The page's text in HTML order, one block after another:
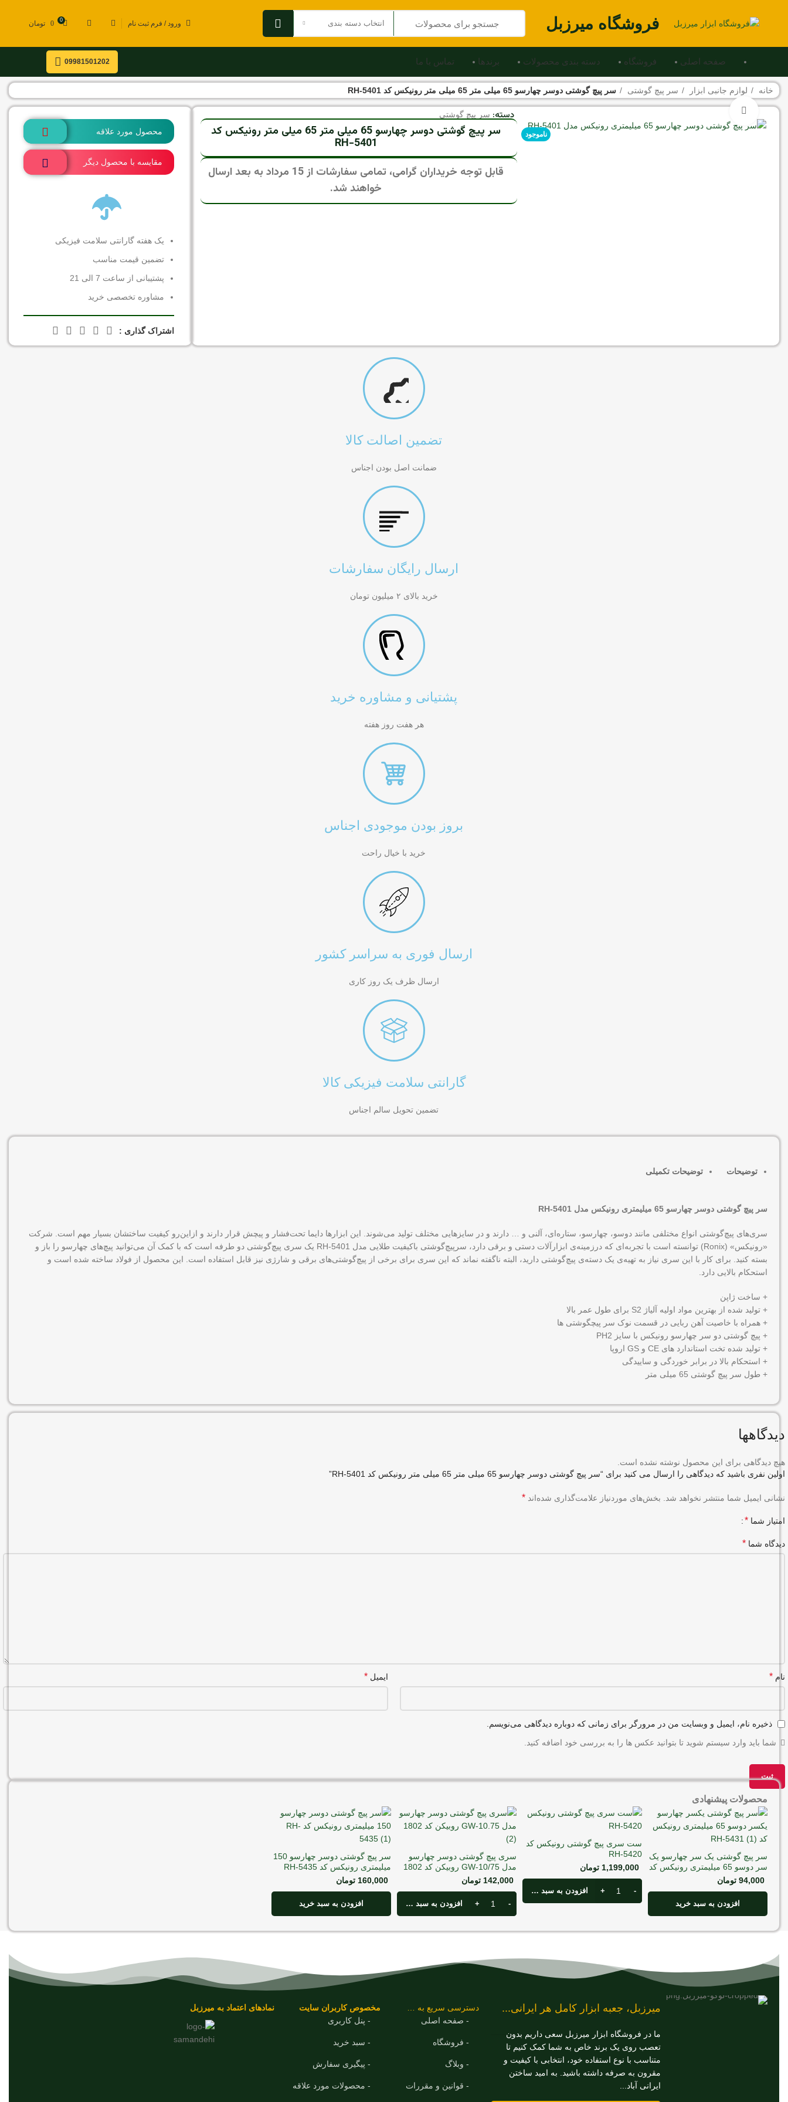
فروشگاه میرزبل انتخاب دسته بندی ورود / فرم ثبت نام 0
0 تومان
صفحه اصلی فروشگاه دسته بندی محصولات برندها تماس با ما 09981501202
خانه لوازم جانبی ابزار سر پیچ گوشتی سر پیچ گوشتی دوسر چهارسو 65 میلی متر 65 میلی متر رونیکس کد RH-5401
ناموجود
دسته: سر پیچ گوشتی
سر پیچ گوشتی دوسر چهارسو 65 میلی متر 65 میلی متر رونیکس کد
RH-5401
قابل توجه خریداران گرامی، تمامی سفارشات از 15 مرداد به بعد ارسال
خواهند شد.
محصول مورد علاقه
مقایسه با محصول دیگر
یک هفته گارانتی سلامت فیزیکی
تضمین قیمت مناسب
پشتیبانی از ساعت 7 الی 21
مشاوره تخصصی خرید
اشتراک گذاری :
تضمین اصالت کالا
ضمانت اصل بودن اجناس
ارسال رایگان سفارشات
خرید بالای ۲ میلیون تومان
پشتیانی و مشاوره خرید
هر هفت روز هفته
بروز بودن موجودی اجناس
خرید با خیال راحت
ارسال فوری به سراسر کشور
ارسال ظرف یک روز کاری
گارانتی سلامت فیزیکی کالا
تضمین تحویل سالم اجناس
توضیحات توضیحات تکمیلی
سر پیچ گوشتی دوسر چهارسو 65 میلیمتری رونیکس مدل RH-5401
سری‌های پیچ‌گوشتی انواع مختلفی مانند دوسو، چهارسو، ستاره‌ای، آلنی و … دارند و در سایزهایی مختلف تولید می‌شوند. این ابزار‌ها دایما تحت‌فشار و پیچش قرار دارند و ازاین‌رو کیفیت ساختشان بسیار مهم است. شرکت
«رونیکس» (Ronix) توانسته است با تجربه‌ای که درزمینه‌ی ابزارآلات دستی و برقی دارد، سرپیچ‌گوشتی باکیفیت طلایی مدل RH-5401 یک سری پیچ‌گوشتی دو طرفه است که با کمک آن می‌توانید پیچ‌های چهارسو را باز و
بسته کنید. برای کار با این سری نیاز به تهیه‌ی یک دسته‌ی پیچ‌گوشتی دارید، البته ناگفته نماند که این سری برای برخی از پیچ‌گوشتی‌های برقی و شارژی نیز قابل استفاده است. این محصول از فولاد ساخته شده است و
استحکام بالایی دارد.
+ ساخت ژاپن
+ تولید شده از بهترین مواد اولیه آلیاژ S2 برای طول عمر بالا
+ همراه با خاصیت آهن ربایی در قسمت نوک سر پیچگوشتی ها
+ پیچ گوشتی دو سر چهارسو رونیکس با سایز PH2
+ تولید شده تخت استاندارد های CE و GS اروپا
+ استحکام بالا در برابر خوردگی و ساییدگی
+ طول سر پیچ گوشتی 65 میلی متر
دیدگاهها
هیچ دیدگاهی برای این محصول نوشته نشده است.
اولین نفری باشید که دیدگاهی را ارسال می کنید برای “سر پیچ گوشتی دوسر چهارسو 65 میلی متر 65 میلی متر رونیکس کد RH-5401”
نشانی ایمیل شما منتشر نخواهد شد. بخش‌های موردنیاز علامت‌گذاری شده‌اند *
امتیاز شما *
دیدگاه شما *
نام * ایمیل *
ذخیره نام، ایمیل و وبسایت من در مرورگر برای زمانی که دوباره دیدگاهی می‌نویسم.
شما باید وارد سیستم شوید تا بتوانید عکس ها را به بررسی خود اضافه کنید.
محصولات پیشنهادی
سر پیچ گوشتی یک سر چهارسو یک
سر دوسو 65 میلیمتری رونیکس کد
RH-5431
94,000 تومان
افزودن به سبد خرید
ست سری پیچ گوشتی رونیکس کد
RH-5420
1,199,000 تومان
افزودن به سبد خرید
سری پیچ گوشتی دوسر چهارسو
مدل GW-10/75 روبیکن کد 1802
142,000 تومان
افزودن به سبد خرید
سر پیچ گوشتی دوسر چهارسو 150
میلیمتری رونیکس کد RH-5435
160,000 تومان
افزودن به سبد خرید
میرزبل، جعبه ابزار کامل هر ایرانی...
ما در فروشگاه ابزار میرزبل سعی داریم بدون
تعصب روی یک برند خاص به شما کمک کنیم تا
متناسب با نوع استفاده خود، انتخابی با کیفیت و
مقرون به صرفه داشته باشید. به امید ساختن
ایرانی آباد...
دسترسی سریع به …
- صفحه اصلی
- فروشگاه
- وبلاگ
- قوانین و مقررات
مخصوص کاربران سایت
- پنل کاربری
- سبد خرید
- پیگیری سفارش
- محصولات مورد علاقه
نمادهای اعتماد به میرزبل